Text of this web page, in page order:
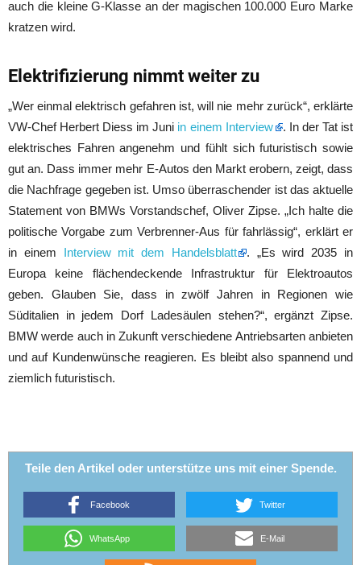
auch die kleine G-Klasse an der magischen 100.000 Euro Marke
kratzen wird.
Elektrifizierung nimmt weiter zu
„Wer einmal elektrisch gefahren ist, will nie mehr zurück“, erklärte
VW-Chef Herbert Diess im Juni in einem Interview
. In der Tat ist
elektrisches Fahren angenehm und fühlt sich futuristisch sowie
gut an. Dass immer mehr E-Autos den Markt erobern, zeigt, dass
die Nachfrage gegeben ist. Umso überraschender ist das aktuelle
Statement von BMWs Vorstandschef, Oliver Zipse. „Ich halte die
politische Vorgabe zum Verbrenner-Aus für fahrlässig“, erklärt er
in einem Interview mit dem Handelsblatt
. „Es wird 2035 in
Europa keine flächendeckende Infrastruktur für Elektroautos
geben. Glauben Sie, dass in zwölf Jahren in Regionen wie
Süditalien in jedem Dorf Ladesäulen stehen?“, ergänzt Zipse.
BMW werde auch in Zukunft verschiedene Antriebsarten anbieten
und auf Kundenwünsche reagieren. Es bleibt also spannend und
ziemlich futuristisch.
Teile den Artikel oder unterstütze uns mit einer Spende.
Facebook Twitter
WhatsApp E-Mail